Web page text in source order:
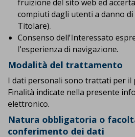
fruizione del sito web ed
compiuti dagli utenti a danno
Titolare).
Consenso dell'Interessato
l'esperienza di navigazione.
Modalità del trattamento
I dati personali sono trattati per il
Finalità indicate nella presente
elettronico.
Natura obbligatoria o
conferimento dei dati